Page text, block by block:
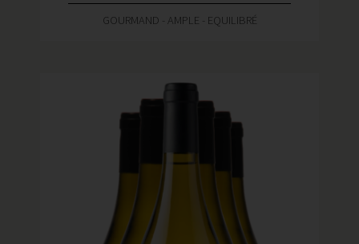
GOURMAND - AMPLE - EQUILIBRÉ